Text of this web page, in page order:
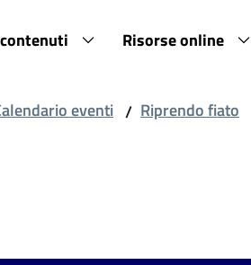
Risorse online
eventi / Riprendo fiato